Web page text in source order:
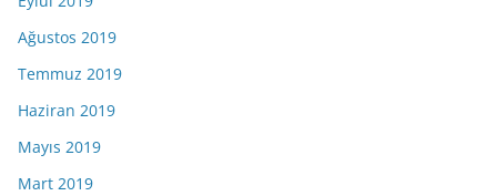
Ağustos 2019
Temmuz 2019
Haziran 2019
Mayıs 2019
Mart 2019